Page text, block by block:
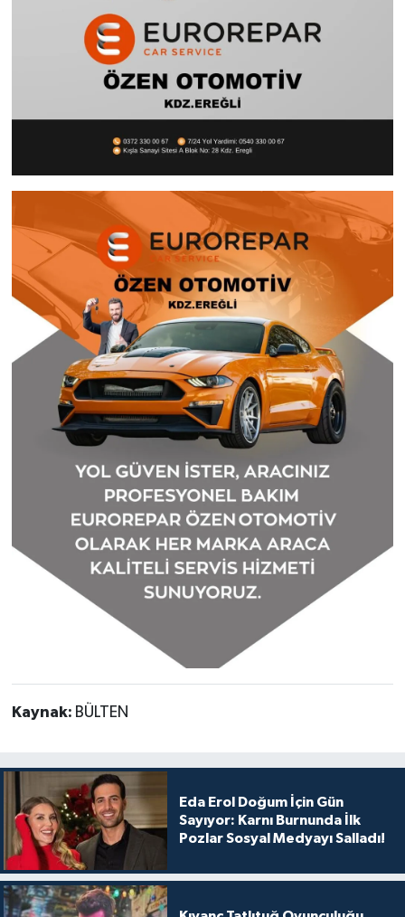
Kaynak: BÜLTEN
Eda Erol Doğum İçin Gün
Sayıyor: Karnı Burnunda İlk
Pozlar Sosyal Medyayı Salladı!